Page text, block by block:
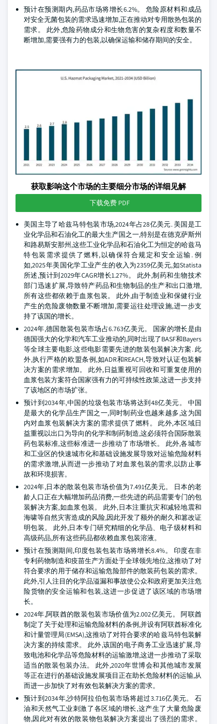
预计在预测期内,药品市场将增长6.2%。 危险原材料和成品
对安全无菌包装的需求迅速增加,正在推动对专用散热包装的
需求。 此外,危险药物成分和生物危害的复杂程度和数量不
断增加,需要强有力的包装,以确保运输和储存期间的安全。
获取影响这个市场的主要细分市场的详细见解
下载免费 PDF
美国主导了哈兹马特包装市场,2024年占28亿美元. 美国是工
业化学品和石油化工的最大生产国之一,特别是在德克萨斯州
和路易斯安那州,这些工业化学品和石油化工为恒定的哈兹马
特包装需求提供了燃料,以确保符合规定和安全运输. 例
如,2025年美国化学工业产生的收入为2359亿美元,如Statista
所述,预计到2029年CAGR增长1.27%。 此外,制药和生物技术
部门迅速扩展,导致特产药品和生物制品的生产和出口激增,
所有这些都依赖于血浆包装。 此外,由于制造业和保健行业
产生的危险废物数量不断增加,需要运往处理设施,进一步支
持了该国的增长。
2024年,德国散装包装市场占6.763亿美元。 国家的增长是由
德国强大的化学和汽车工业推动的,同时出现了BASF和Bayers
等全球主要电影,这些电影需要先进的散装包装解决方案. 此
外,执行严格的欧盟条例,如ADR和REACH,导致对认证包装解
决方案的需求增加。 此外,日益重视可回收和可重复使用的
血浆包装方案符合国家强有力的可持续性政策,这进一步支持
了该地区的市场扩张。
预计到2034年,中国的垃圾包装市场将达到48亿美元。 中国
是最大的化学品生产国之一,同时制药业也越来越多,这为国
内对血浆包装解决方案的需求提供了燃料。 此外,本区域日
益重视以出口为导向的化学和制药制造,这必须符合国际散装
药包装标准,这些标准进一步推动了市场增长。 此外,各城市
和工业区的快速城市化和基础设施发展导致对运输危险材料
的需求激增,从而进一步推动了对血浆包装的需求,以防止事
故和环境损害。
2024年,日本的散装包装市场价值为7.491亿美元。 日本的老
龄人口正在大幅增加药品消费,一些先进的药品需要专门的包
装解决方案,如血浆包装。 此外,日本注重抗灾和减轻地震和
海啸等自然灾害造成的风险,因此开发了额外的耐久和篡改证
明包装。 此外,日本专门研究精细的化学品、电子级材料和
高级药品,所有这些药品都依赖血浆包装溶液。
预计在预测期间,印度包装包装市场将增长8.4%。 印度在非
专利药物制造和疫苗生产方面处于全球领先地位,这推动了对
符合要求的用于储存和运输危险部件的散装药包装的需求。
此外,引人注目的化学品溢漏和事故使公众和政府更加关注危
险货物的安全运输和包装,这进一步促进了该区域的市场增
长。
2024年,阿联酋的散装包装市场价值为2.002亿美元。 阿联酋
制定了关于处理和运输危险材料的条例,并设有阿联酋标准化
和计量管理局(EMSA),这推动了对符合要求的哈兹马特包装解
决方案的持续需求。 此外,该国的电子商务工业迅速扩展,导
致电池和化学品等危险材料的运输激增,这进一步推动了采取
适当的散装包装办法。 此外,2020年世博会和其他城市发展
等正在进行的基础设施发展项目正在助长危险材料的运输,从
而进一步加快了对有效包装解决方案的需求。
预计到2034年,沙特阿拉伯包装市场将超过3.716亿美元。 石
油和天然气工业刺激了各区域的增长,这产生了大量危险废
物,因此对有效的散装物包装解决方案提出了强烈的需求。